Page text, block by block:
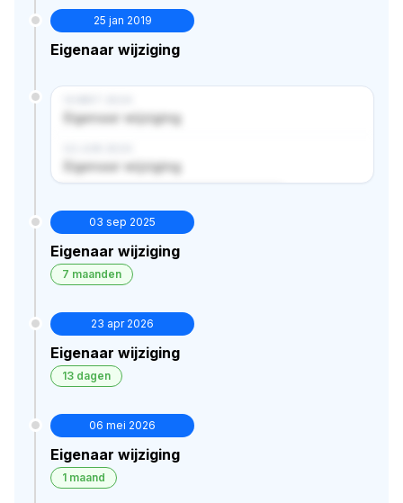
25 jan 2019
Eigenaar wijziging
Eigenaar wijziging
Eigenaar wijziging
03 sep 2025
Eigenaar wijziging
7 maanden
23 apr 2026
Eigenaar wijziging
13 dagen
06 mei 2026
Eigenaar wijziging
1 maand